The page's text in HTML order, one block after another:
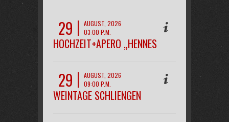
29
AUGUST, 2026
03:00 P.M.
HOCHZEIT+APERO „HENNES
29
AUGUST, 2026
09:00 P.M.
WEINTAGE SCHLIENGEN